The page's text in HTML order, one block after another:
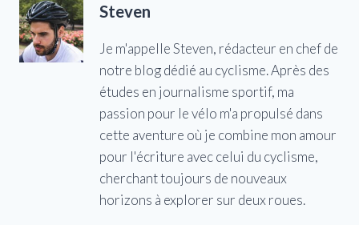
Steven
Je m'appelle Steven, rédacteur en chef de
notre blog dédié au cyclisme. Après des
études en journalisme sportif, ma
passion pour le vélo m'a propulsé dans
cette aventure où je combine mon amour
pour l'écriture avec celui du cyclisme,
cherchant toujours de nouveaux
horizons à explorer sur deux roues.